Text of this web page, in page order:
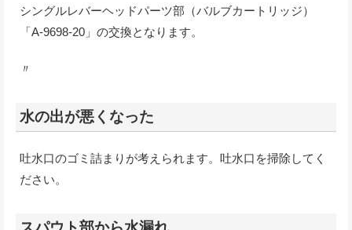
シングルレバーヘッドパーツ部（バルブカートリッジ）
「A-9698-20」の交換となります。
〃
水の出が悪くなった
吐水口のゴミ詰まりが考えられます。吐水口を掃除してく
ださい。